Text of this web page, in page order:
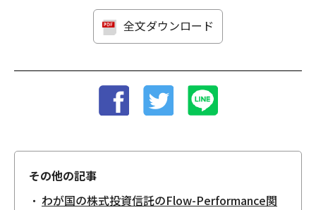
全文ダウンロード
その他の記事
わが国の株式投資信託のFlow-Performance関